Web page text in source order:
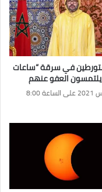
في سرقة “ساعات
يلتمسون العفو عنهم
6 مارس 2021 على الساعة 8:00